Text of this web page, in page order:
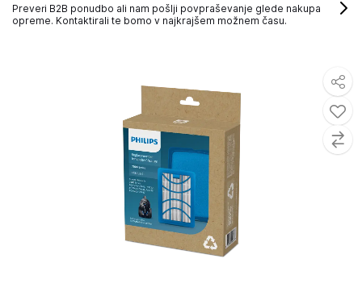
Preveri B2B ponudbo ali nam pošlji povpraševanje glede nakupa
opreme. Kontaktirali te bomo v najkrajšem možnem času.